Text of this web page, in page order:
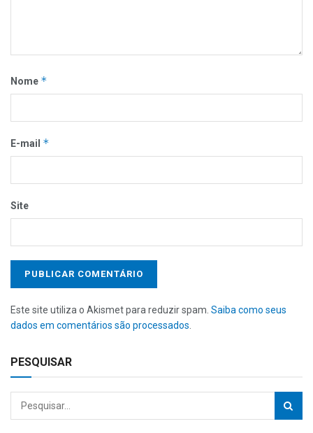
Nome *
E-mail *
Site
Este site utiliza o Akismet para reduzir spam. Saiba como seus
dados em comentários são processados
PESQUISAR